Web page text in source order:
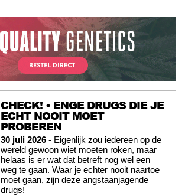
CHECK! • ENGE DRUGS DIE JE
ECHT NOOIT MOET
PROBEREN
30 juli 2026 - Eigenlijk zou iedereen op de
wereld gewoon wiet moeten roken, maar
helaas is er wat dat betreft nog wel een
weg te gaan. Waar je echter nooit naartoe
moet gaan, zijn deze angstaanjagende
drugs!